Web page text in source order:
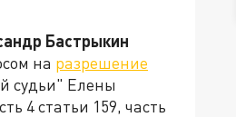
Бастрыкин
на разрешение
судьи" Елены
4 статьи 159, часть